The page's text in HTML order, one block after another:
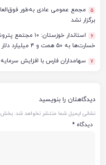
5
مجمع عمومی عادی به‌طور
برگزار نشد
6
استاندار
خسارت‌ها به ۵۰ همت و ۴ میلیارد دلار رسید
7 سهامداران فارس با افزایش سرمایه ۲۵ هزار میلیارد تومانی موافقت کردند
دیدگاهتان را بنویسید
نشانی ایمیل شما منتشر نخواهد شد.
دیدگاه *